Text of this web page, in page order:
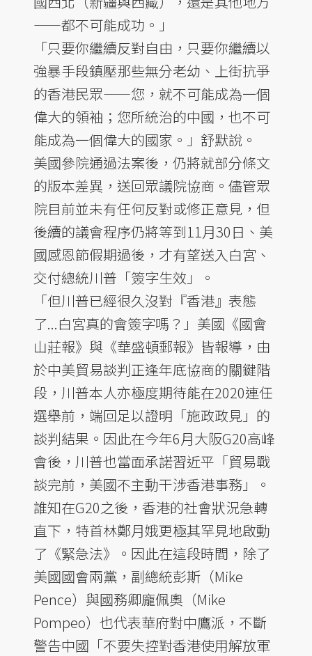
——都不可能成功。」
「只要你繼續反對自由，只要你繼續以
強暴手段鎮壓那些無分老幼、上街抗爭
的香港民眾——您，就不可能成為一個
偉大的領袖；您所統治的中國，也不可
能成為一個偉大的國家。」舒默說。
美國參院通過法案後，仍將就部分條文
的版本差異，送回眾議院協商。儘管眾
院目前並未有任何反對或修正意見，但
後續的議會程序仍將等到11月30日、美
國感恩節假期過後，才有望送入白宮、
交付總統川普「簽字生效」。
「但川普已經很久沒對『香港』表態
了...白宮真的會簽字嗎？」美國《國會
山莊報》與《華盛頓郵報》皆報導，由
於中美貿易談判正逢年底協商的關鍵階
段，川普本人亦極度期待能在2020連任
選舉前，端回足以證明「施政政見」的
談判結果。因此在今年6月大阪G20高峰
會後，川普也當面承諾習近平「貿易戰
談完前，美國不主動干涉香港事務」。
誰知在G20之後，香港的社會狀況急轉
直下，特首林鄭月娥更極其罕見地啟動
了《緊急法》。因此在這段時間，除了
美國國會兩黨，副總統彭斯（Mike
Pence）與國務卿龐佩奧（Mike
Pompeo）也代表華府對中鷹派，不斷
警告中國「不要失控對香港使用解放軍